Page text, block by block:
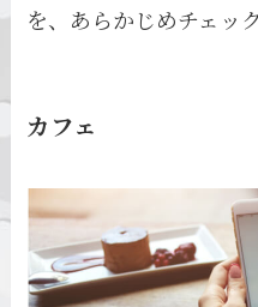
を、あらかじめチェッ
カフェ